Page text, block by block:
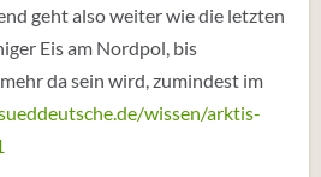
geht also weiter wie die letzten
Eis am Nordpol, bis
da sein wird, zumindest im
wissen/arktis-